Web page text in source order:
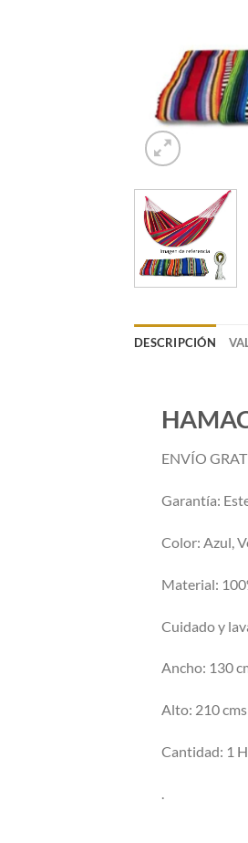
DESCRIPCIÓN
ENVÍO
Garantía:
Color: Azul,
Material:
Cuidado y
Ancho: 130
Alto: 210
Cantidad: 1
.